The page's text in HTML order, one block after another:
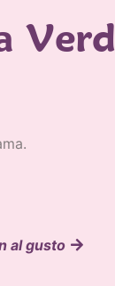
al gusto